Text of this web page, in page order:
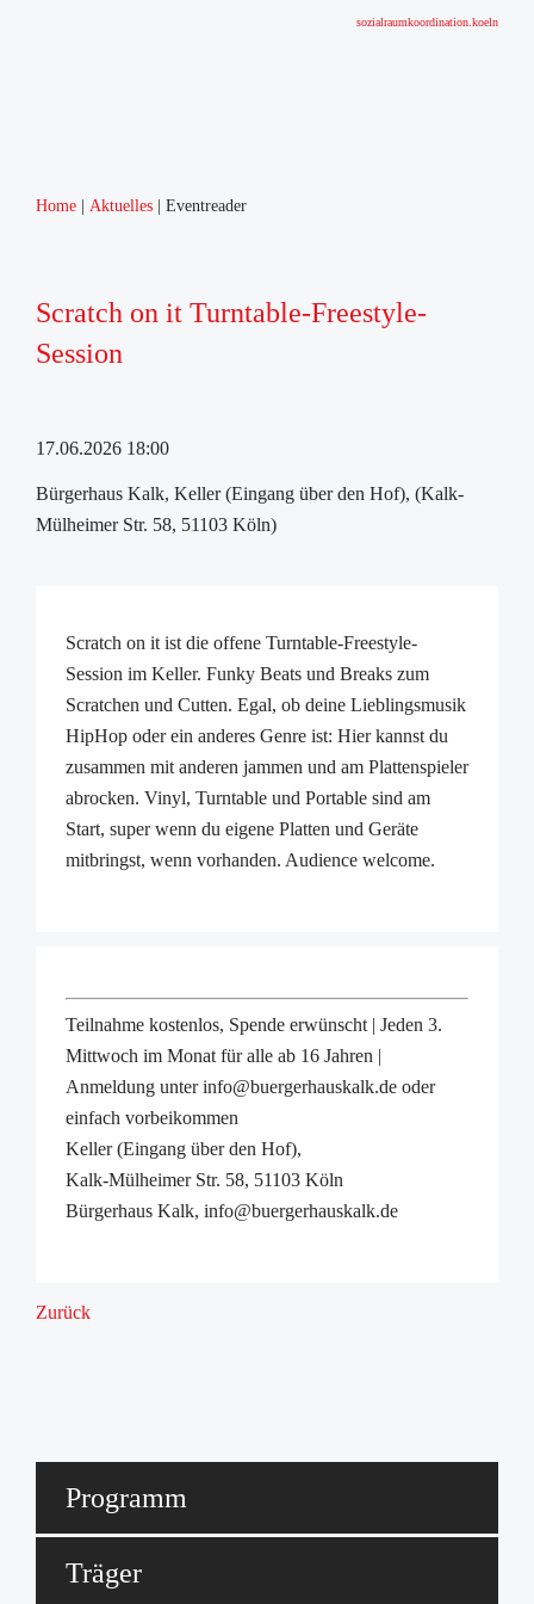
sozialraumkoordination.koeln
Home Aktuelles Eventreader
Scratch on it Turntable-Freestyle-
Session
17.06.2026 18:00
Bürgerhaus Kalk, Keller (Eingang über den Hof), (Kalk-
Mülheimer Str. 58, 51103 Köln)
Scratch on it ist die offene Turntable-Freestyle-
Session im Keller. Funky Beats und Breaks zum
Scratchen und Cutten. Egal, ob deine Lieblingsmusik
HipHop oder ein anderes Genre ist: Hier kannst du
zusammen mit anderen jammen und am Plattenspieler
abrocken. Vinyl, Turntable und Portable sind am
Start, super wenn du eigene Platten und Geräte
mitbringst, wenn vorhanden. Audience welcome.
Teilnahme kostenlos, Spende erwünscht | Jeden 3.
Mittwoch im Monat für alle ab 16 Jahren |
Anmeldung unter info@buergerhauskalk.de oder
einfach vorbeikommen
Keller (Eingang über den Hof),
Kalk-Mülheimer Str. 58, 51103 Köln
Bürgerhaus Kalk, info@buergerhauskalk.de
Zurück
Programm
Träger